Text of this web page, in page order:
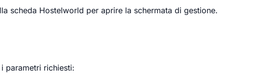
scheda Hostelworld per aprire la schermata di gestione.
parametri richiesti: